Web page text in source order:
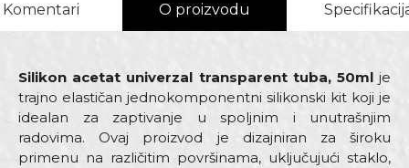
Komentari O proizvodu
Silikon acetat univerzal transparent tuba, 50mlje
trajno elastičan jednokomponentni silikonski kit koji je
idealan za zaptivanje u spoljnim i unutrašnjim
radovima. Ovaj proizvod je dizajniran za široku
primenu na različitim površinama, uključujući staklo,